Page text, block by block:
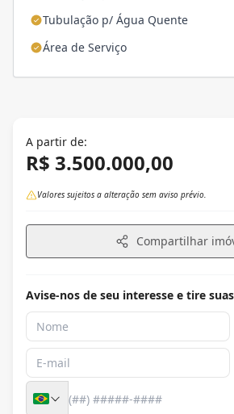
Tubulação p/ Água Quente
Área de Serviço
A partir de:
R$ 3.500.000,00
Valores sujeitos a alteração sem aviso prévio.
Compartilhar
Avise-nos de seu interesse e tire